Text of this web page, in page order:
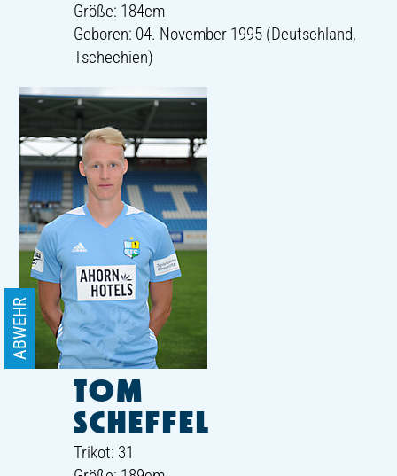
Größe: 184cm
Geboren: 04. November 1995 (Deutschland,
Tschechien)
TOM
SCHEFFEL
ABWEHR
Trikot: 31